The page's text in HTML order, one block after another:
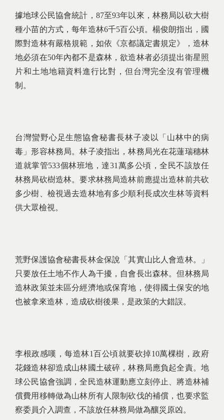
據地球公民協會統計，87至93年以來，林務局以砍大樹
種小苗的方式，每年造林6千5百公頃。楊俊朗指出，國
際對造林有嚴格規範，如依《京都議定書規定》，造林
地必須在50年內都不是森林，欲造林者必須提出衛星照
片和土地地籍資料進行比對，但台灣完全沒有管理機
制。
台灣蠻野心足生態協會秘書長林子凌以「山林中的病
毒」形容林務局。林子凌指出，林務局光在花蓮瑞穗林
道就掌管533個林班地，達31萬多公頃，全民不該放任
林務局砍樹造林。要求林務局造林前應提出造林前共砍
多少樹、檢視過去造林地有多少順利長成次生林等資料
供大眾檢視。
荒野保護協會秘書長林金保說「其實山比人會造林。」
只要放任土地不作人為干擾，自會長出森林。但林務局
造林政策並未區分經濟地或保育地，使得國土保安的地
也被拿來造林，造成砍樹後果，是政策的大錯誤。
李根政感嘆，每造林1百公頃就要砍掉10萬棵樹，政府
花錢造林卻造成山林國土破碎，林務局應負起全責。地
球公民協會強調，全民造林運動應立刻停止、將造林補
償費用移轉做為山林所有人限制砍伐的補償，也要求監
察委員介入調查，不該放任林務局做為釀災原凶。